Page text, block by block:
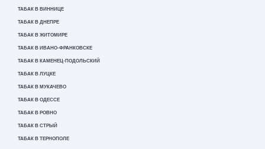
ТАБАК В ВИННИЦЕ
ТАБАК В ДНЕПРЕ
ТАБАК В ЖИТОМИРЕ
ТАБАК В ИВАНО-ФРАНКОВСКЕ
ТАБАК В КАМЕНЕЦ-ПОДОЛЬСКИЙ
ТАБАК В ЛУЦКЕ
ТАБАК В МУКАЧЕВО
ТАБАК В ОДЕССЕ
ТАБАК В РОВНО
ТАБАК В СТРЫЙ
ТАБАК В ТЕРНОПОЛЕ